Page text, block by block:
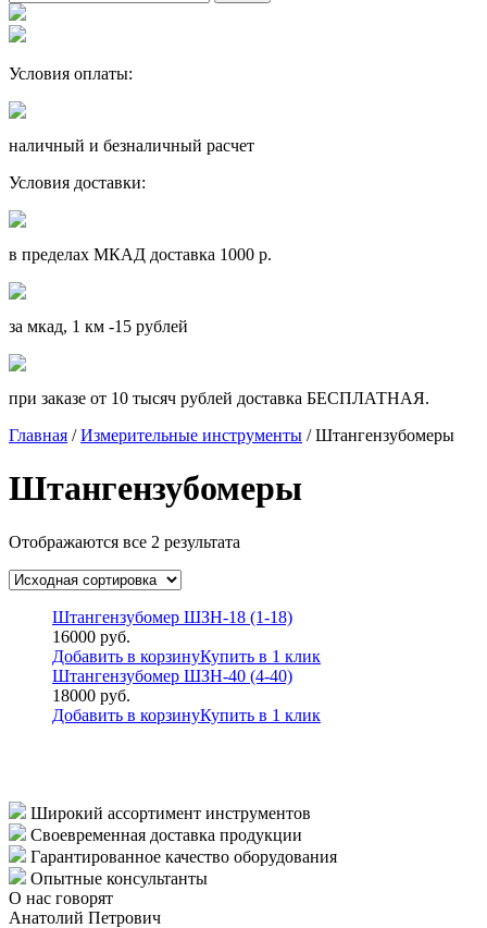
Условия оплаты:
наличный и безналичный расчет
Условия доставки:
в пределах МКАД доставка 1000 р.
за мкад, 1 км -15 рублей
при заказе от 10 тысяч рублей доставка БЕСПЛАТНАЯ.
Главная /Измерительные инструменты / Штангензубомеры
Штангензубомеры
Отображаются все 2 результата
Штангензубомер ШЗН-18 (1-18)
16000 руб.
Добавить в корзинуКупить в 1 клик
Штангензубомер ШЗН-40 (4-40)
18000 руб.
Добавить в корзинуКупить в 1 клик
Широкий ассортимент инструментов
Своевременная доставка продукции
Гарантированное качество оборудования
Опытные консультанты
О нас говорят
Анатолий Петрович